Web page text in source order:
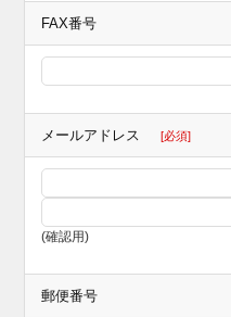
FAX番号
メールアドレス [必須]
(確認用)
郵便番号